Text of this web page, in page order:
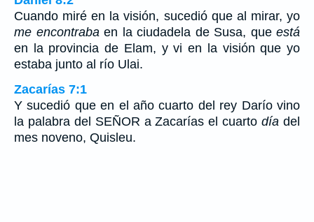
Cuando miré en la visión, sucedió que al mirar, yo
me encontrabaen la ciudadela de Susa, que está
en la provincia de Elam, y vi en la visión que yo
estaba junto al río Ulai.
Zacarías 7:1
Y sucedió que en el año cuarto del rey Darío vino
la palabra del SEÑOR a Zacarías el cuartodía del
mes noveno, Quisleu.